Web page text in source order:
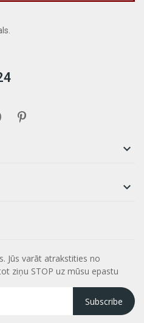


Jūs varāt atrakstities no
ziņu STOP uz mūsu epastu
Subscribe